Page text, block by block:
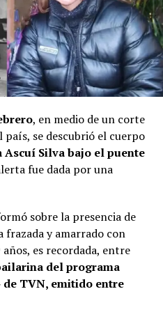
Bernardo O’Higgins
Deportivo Aucar, obras
comunitario.
Ugarte, expresó una
en su comuna tienen
PMU como en PMB, pero
respuesta clara sobre
“Preocupa esta situación,
trabajándose desde
en riesgo por la falta de
Vélez, la alcaldesa Javiera
la Subdere ha apoyado
y que confía en
nuevos recursos, aunque
en comparación
, en medio de un corte
se descubrió el cuerpo
Ascuí Silvabajo el puente
fue dada por una
sobre la presencia de
frazada y amarrado con
es recordada, entre
del programa
TVN, emitido entre